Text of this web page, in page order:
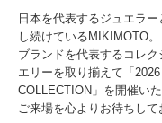
日本を代表するジュエラ
し続けているMIKIMOTO。
ブランドを代表するコレ
エリーを取り揃えて「
COLLECTION」を開催いた
ご来場を心よりお待ちして